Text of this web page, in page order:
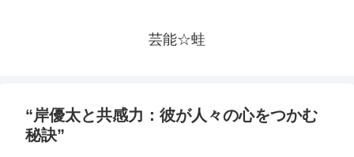
芸能☆蛙
“岸優太と共感力：彼が人々の心をつかむ
秘訣”